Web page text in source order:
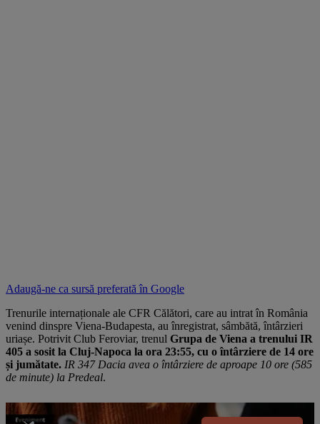
Adaugă-ne ca sursă preferată în Google
Trenurile internaționale ale CFR Călători, care au intrat în România
venind dinspre Viena-Budapesta, au înregistrat, sâmbătă, întârzieri
uriașe. Potrivit Club Feroviar, trenul Grupa de Viena a trenului IR
405 a sosit la Cluj-Napoca la ora 23:55, cu o întârziere de 14 ore
și jumătate. IR 347 Dacia avea o întârziere de aproape 10 ore (585
de minute) la Predeal.